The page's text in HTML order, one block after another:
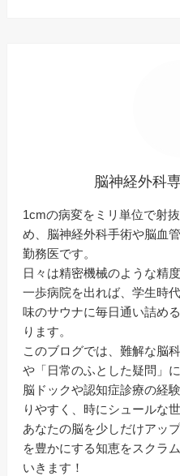
脳神経外科
1cmの病変をミリ単位で射
め、脳神経外科手術や脳血
勤務医です。
日々は精密機械のような精
一歩病院を出れば、学生時
味のサウナに毎日通い詰め
ります。
このブログでは、難解な脳
や「日常のふとした疑問」に
脳ドックや認知症診療の経
りやすく、時にシュールな
あなたの脳を少しだけアッ
を豊かにする知恵をスクラ
いきます！